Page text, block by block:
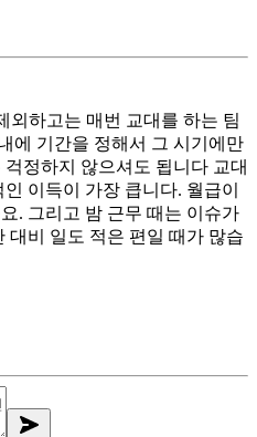
외하고는 매번 교대를 하는 팀
에 기간을 정해서 그 시기에만
정하지 않으셔도 됩니다 교대
이득이 가장 큽니다. 월급이
. 그리고 밤 근무 때는 이슈가
대비 일도 적은 편일 때가 많습